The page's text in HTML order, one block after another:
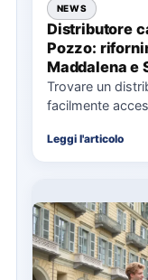
NEWS
Distributore
Pozzo:
Maddalena e
Trovare un
facilmente
soprattutto…
Leggi l'articolo